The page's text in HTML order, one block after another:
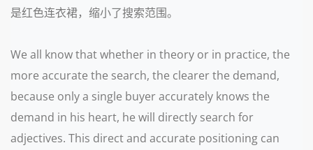
是红色连衣裙，缩小了搜索范围。
We all know that whether in theory or in practice, the
more accurate the search, the clearer the demand,
because only a single buyer accurately knows the
demand in his heart, he will directly search for
adjectives. This direct and accurate positioning can